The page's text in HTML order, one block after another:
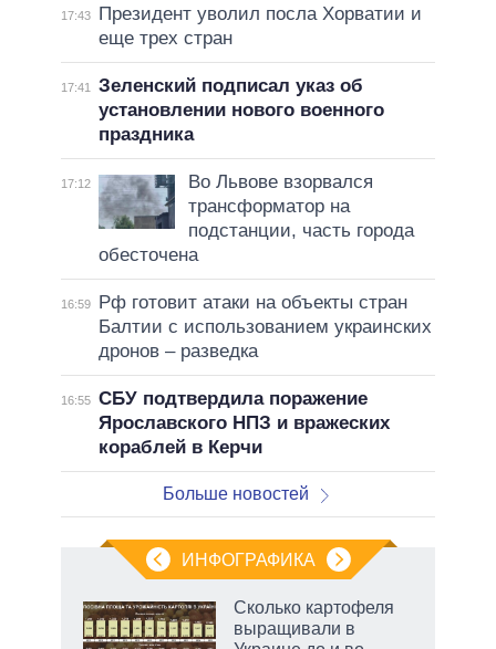
17:43
Президент уволил посла Хорватии и
еще трех стран
17:41
Зеленский подписал указ об
установлении нового военного
праздника
17:12
Во Львове взорвался
трансформатор на
подстанции, часть города
обесточена
16:59
Рф готовит атаки на объекты стран
Балтии с использованием украинских
дронов – разведка
16:55 СБУ подтвердила поражение
Ярославского НПЗ и вражеских
кораблей в Керчи
Больше новостей
ИНФОГРАФИКА
Сколько картофеля
выращивали в